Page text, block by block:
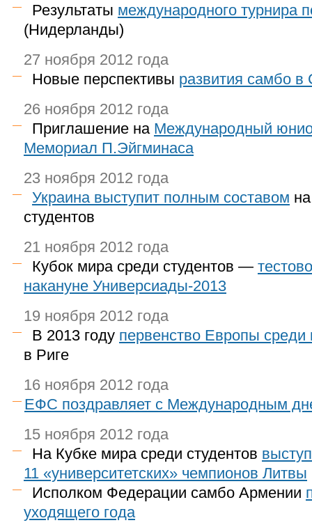
Результаты международного турнира
(Нидерланды)
27 ноября 2012 года
Новые перспективы развития самбо
26 ноября 2012 года
Приглашение на Международный
Мемориал П.Эйгминаса
23 ноября 2012 года
Украина выступит полным составом
студентов
21 ноября 2012 года
Кубок мира среди студентов —
накануне Универсиады-2013
19 ноября 2012 года
В 2013 году первенство Европы среди
в Риге
16 ноября 2012 года
ЕФС поздравляет с Международным
15 ноября 2012 года
На Кубке мира среди студентов
11 «университетских» чемпионов Литвы
Исполком Федерации самбо Армении
уходящего года